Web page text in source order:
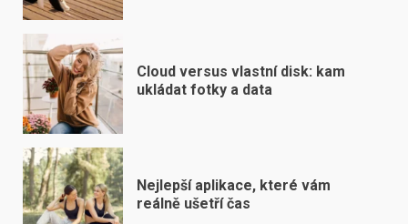
Cloud versus vlastní disk: kam
ukládat fotky a data
Nejlepší aplikace, které vám
reálně ušetří čas